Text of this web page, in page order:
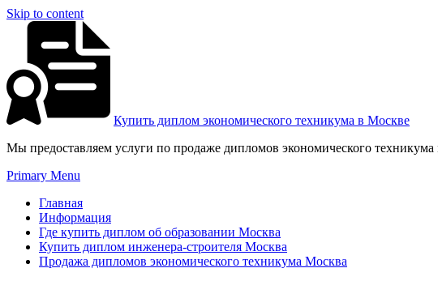
Skip to content
Купить диплом экономического техникума в Москве
Мы предоставляем услуги по продаже дипломов экономического
Primary Menu
Главная
Информация
Где купить диплом об образовании Москва
Купить диплом инженера-строителя Москва
Продажа дипломов экономического техникума Москва